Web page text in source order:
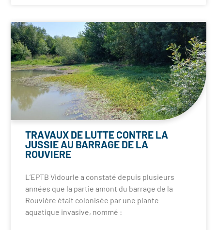
TRAVAUX DE LUTTE CONTRE LA
JUSSIE AU BARRAGE DE LA
ROUVIERE
L’EPTB Vidourle a constaté depuis plusieurs
années que la partie amont du barrage de la
Rouvière était colonisée par une plante
aquatique invasive, nommé :